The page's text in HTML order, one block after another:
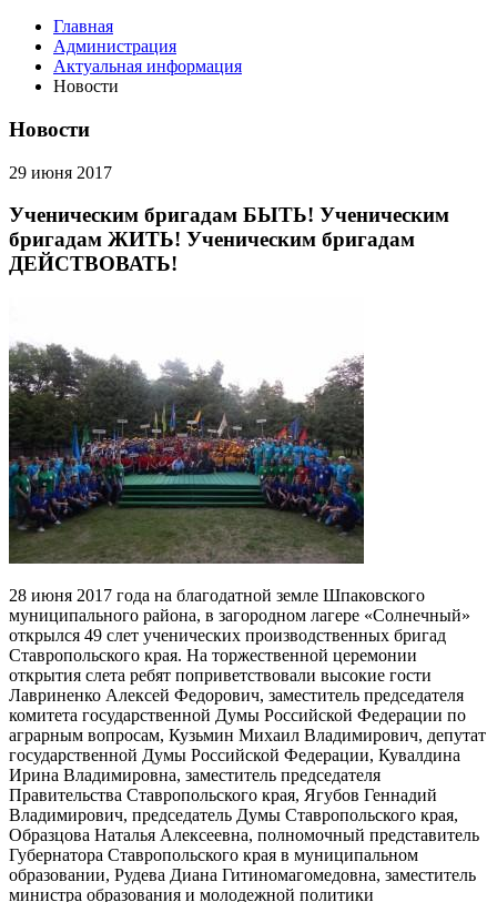
Главная
Администрация
Актуальная информация
Новости
Новости
29 июня 2017
Ученическим бригадам БЫТЬ! Ученическим
бригадам ЖИТЬ! Ученическим бригадам
ДЕЙСТВОВАТЬ!
28 июня 2017 года на благодатной земле Шпаковского
муниципального района, в загородном лагере «Солнечный»
открылся 49 слет ученических производственных бригад
Ставропольского края. На торжественной церемонии
открытия слета ребят поприветствовали высокие гости
Лавриненко Алексей Федорович, заместитель председателя
комитета государственной Думы Российской Федерации по
аграрным вопросам, Кузьмин Михаил Владимирович, депутат
государственной Думы Российской Федерации, Кувалдина
Ирина Владимировна, заместитель председателя
Правительства Ставропольского края, Ягубов Геннадий
Владимирович, председатель Думы Ставропольского края,
Образцова Наталья Алексеевна, полномочный представитель
Губернатора Ставропольского края в муниципальном
образовании, Рудева Диана Гитиномагомедовна, заместитель
министра образования и молодежной политики